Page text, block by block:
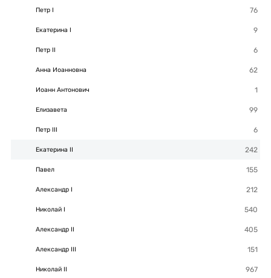
Петр I
Екатерина I
Петр II
Анна Иоанновна
Иоанн Антонович
Елизавета
Петр III
Екатерина II
Павел
Александр I
Николай I
Александр II
Александр III
Николай II